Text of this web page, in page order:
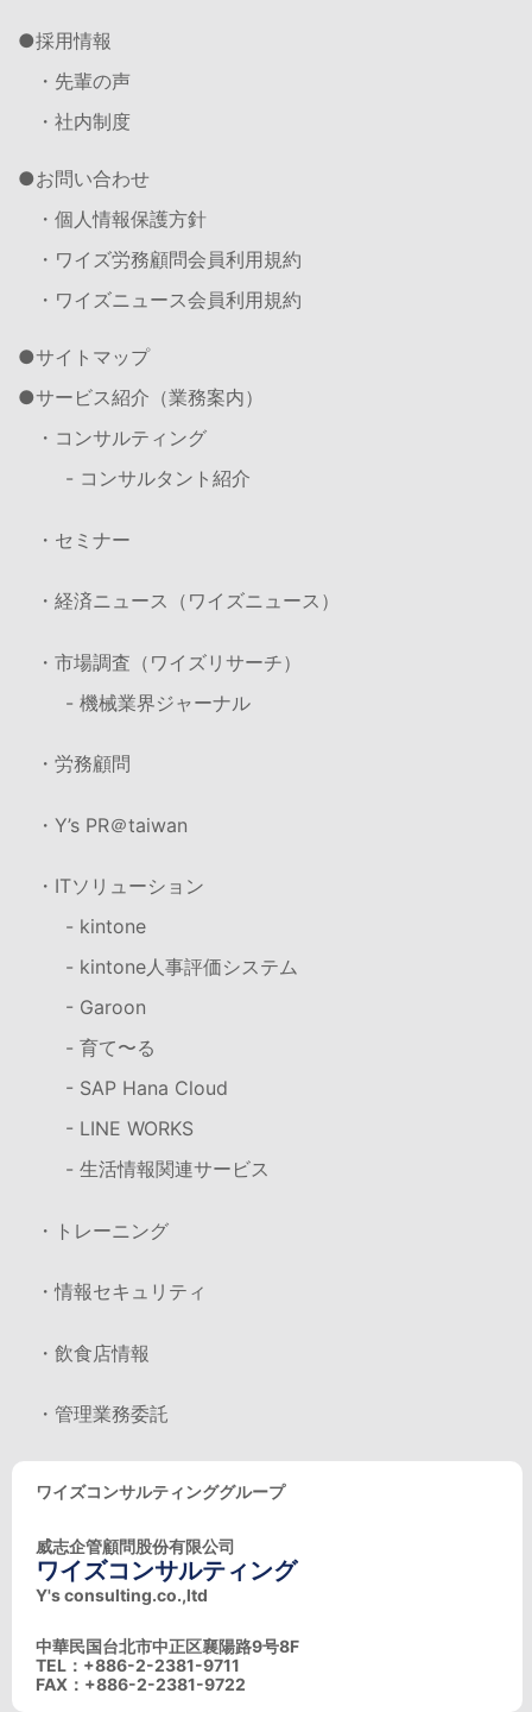
採用情報
・先輩の声
・社内制度
お問い合わせ
・個人情報保護方針
・ワイズ労務顧問会員利用規約
・ワイズニュース会員利用規約
サイトマップ
サービス紹介（業務案内）
・コンサルティング
- コンサルタント紹介
・セミナー
・経済ニュース（ワイズニュース）
・市場調査（ワイズリサーチ）
- 機械業界ジャーナル
・労務顧問
・Y’s PR＠taiwan
・ITソリューション
- kintone
- kintone人事評価システム
- Garoon
- 育て〜る
- SAP Hana Cloud
- LINE WORKS
- 生活情報関連サービス
・トレーニング
・情報セキュリティ
・飲食店情報
・管理業務委託
ワイズコンサルティンググループ
威志企管顧問股份有限公司
ワイズコンサルティング
Y's consulting.co.,ltd
中華民国台北市中正区襄陽路9号8F
TEL：+886-2-2381-9711
FAX：+886-2-2381-9722